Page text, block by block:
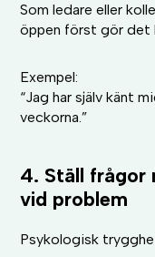
Som ledare eller
öppen först gör det
Exempel:
“Jag har själv känt
veckorna.”
4. Ställ frågor
vid problem
Psykologisk